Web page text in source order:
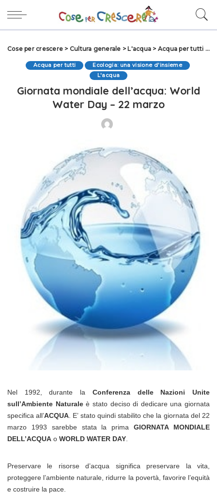
Cose per crescere > Cultura generale > L'acqua > Acqua per tutti
Acqua per tutti
Ecologia: una visione d'insieme
L'acqua
Giornata mondiale dell’acqua: World
Water Day – 22 marzo
Nel 1992, durante la Conferenza delle Nazioni Unite
sull’Ambiente Naturaleè stato deciso di dedicare una giornata
specifica all’ACQUA. E’ stato quindi stabilito che la giornata del 22
marzo 1993 sarebbe stata la primaGIORNATA MONDIALE
DELL’ACQUA o WORLD WATER DAY.
Preservare le risorse d’acqua significa preservare la vita,
proteggere l’ambiente naturale, ridurre la povertà, favorire l’equità
e costruire la pace.